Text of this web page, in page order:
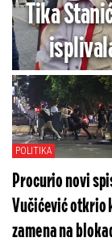
Tika
Glišića,
POLITIKA
Procurio novi
Vučićević otkrio
zamena na